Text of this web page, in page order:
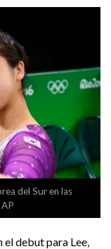
del Sur en las
debut para Lee,